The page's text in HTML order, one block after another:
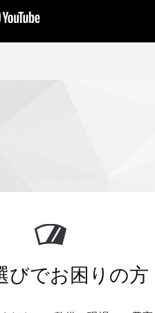
びでお困りの方